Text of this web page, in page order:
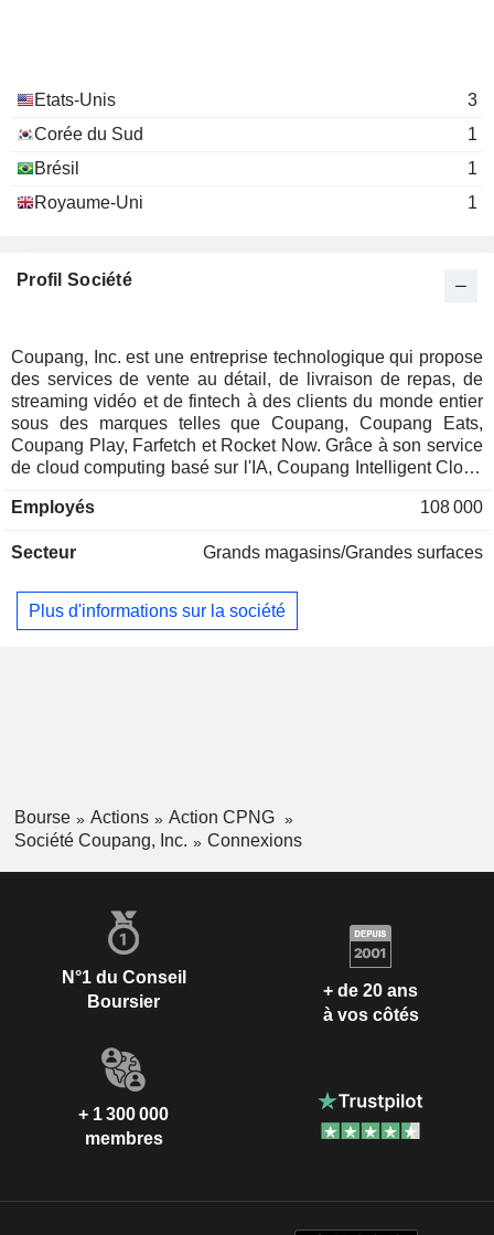
Etats-Unis
3
Corée du Sud
1
Brésil
1
Royaume-Uni
1
Profil Société
Coupang, Inc. est une entreprise technologique qui propose
des services de vente au détail, de livraison de repas, de
streaming vidéo et de fintech à des clients du monde entier
sous des marques telles que Coupang, Coupang Eats,
Coupang Play, Farfetch et Rocket Now. Grâce à son service
de cloud computing basé sur l'IA, Coupang Intelligent Cloud
propose une offre « GPU-as-a-Service » (GPUaaS), y
comprend ses activités principales de vente au détail en
(commerçants tiers), ainsi que Rocket Fresh, son offre de
produits alimentaires frais, et les produits publicitaires
Employés 108 000
Secteur Grands magasins/Grandes surfaces
Plus d'informations sur la société
Bourse Actions
Action CPNG
Société Coupang, Inc.
Connexions
N°1 du Conseil
Boursier
+ de 20 ans
à vos côtés
+ 1 300 000
membres